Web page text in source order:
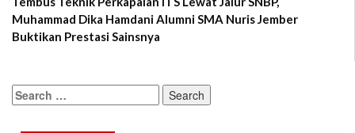
Muhammad Dika Hamdani Alumni SMA Nuris Jember
Buktikan Prestasi Sainsnya
Search
for: